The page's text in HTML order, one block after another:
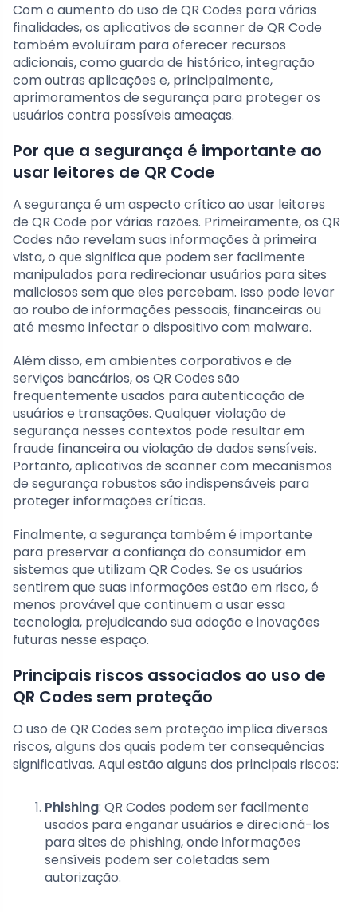
Com o aumento do uso de QR Codes para várias
finalidades, os aplicativos de scanner de QR Code
também evoluíram para oferecer recursos
adicionais, como guarda de histórico, integração
com outras aplicações e, principalmente,
aprimoramentos de segurança para proteger os
usuários contra possíveis ameaças.
Por que a segurança é importante ao
usar leitores de QR Code
A segurança é um aspecto crítico ao usar leitores
de QR Code por várias razões. Primeiramente, os QR
Codes não revelam suas informações à primeira
vista, o que significa que podem ser facilmente
manipulados para redirecionar usuários para sites
maliciosos sem que eles percebam. Isso pode levar
ao roubo de informações pessoais, financeiras ou
até mesmo infectar o dispositivo com malware.
Além disso, em ambientes corporativos e de
serviços bancários, os QR Codes são
frequentemente usados para autenticação de
usuários e transações. Qualquer violação de
segurança nesses contextos pode resultar em
fraude financeira ou violação de dados sensíveis.
Portanto, aplicativos de scanner com mecanismos
de segurança robustos são indispensáveis para
proteger informações críticas.
Finalmente, a segurança também é importante
para preservar a confiança do consumidor em
sistemas que utilizam QR Codes. Se os usuários
sentirem que suas informações estão em risco, é
menos provável que continuem a usar essa
tecnologia, prejudicando sua adoção e inovações
futuras nesse espaço.
Principais riscos associados ao uso de
QR Codes sem proteção
O uso de QR Codes sem proteção implica diversos
riscos, alguns dos quais podem ter consequências
significativas. Aqui estão alguns dos principais riscos:
Phishing: QR Codes podem ser facilmente
usados para enganar usuários e direcioná-los
para sites de phishing, onde informações
sensíveis podem ser coletadas sem
autorização.